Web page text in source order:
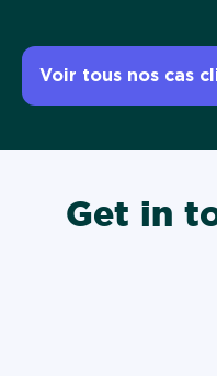
Voir tous nos cas
Get in